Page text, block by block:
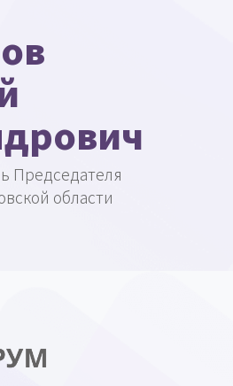
Председателя
области